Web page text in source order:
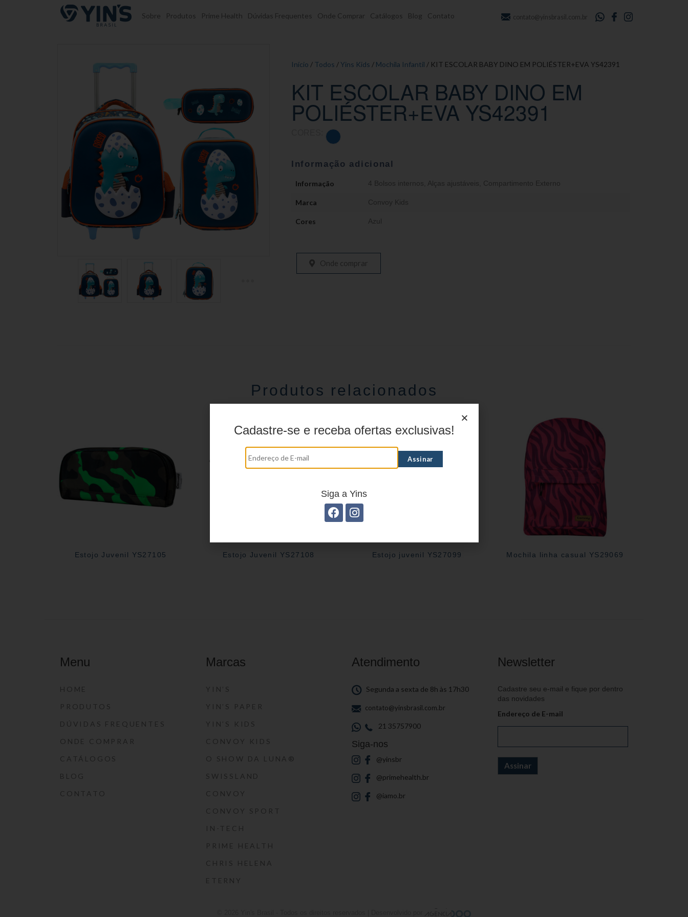
Pular para o conteúdo Sobre Produtos Prime Health Dúvidas Frequentes Onde Comprar Catálogos Blog Contato contato@yinsbrasil.com.br
Início / Todos /Yins Kids / Mochila Infantil / KIT ESCOLAR BABY DINO EM POLIÉSTER+EVA YS42391
KIT ESCOLAR BABY DINO EM
POLIÉSTER+EVA YS42391
Informação adicional
Informação 4 Bolsos internos Alças ajustáveis Compartimento Externo
Marca Convoy Kids
Cores Azul
Onde comprar
Produtos relacionados
Estojo Juvenil YS27105 Estojo Juvenil YS27108 Estojo juvenil YS27099 Mochila linha casual YS29069
Menu
HOME
PRODUTOS
DÚVIDAS FREQUENTES
ONDE COMPRAR
CATÁLOGOS
BLOG
CONTATO
Marcas
YIN’S
YIN’S PAPER
YIN’S KIDS
CONVOY KIDS
O SHOW DA LUNA®
SWISSLAND
CONVOY
CONVOY SPORT
IN-TECH
PRIME HEALTH
CHRIS HELENA
ETERNY
Atendimento
Segunda a sexta de 8h às 17h30
contato@yinsbrasil.com.br
21 35757900
Siga-nos
@yinsbr
@primehealth.br
@iamo.br
Newsletter
Cadastre seu e-mail e fique por dentro
das novidades
Endereço de E-mail
Cadastre-se e receba ofertas exclusivas!
Siga a Yins